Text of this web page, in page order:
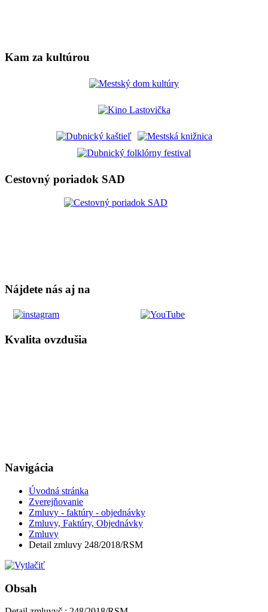
Kam za kultúrou
Cestovný poriadok SAD
Nájdete nás aj na
Kvalita ovzdušia
Navigácia
Úvodná stránka
Zverejňovanie
Zmluvy - faktúry - objednávky
Zmluvy, Faktúry, Objednávky
Zmluvy
Detail zmluvy 248/2018/RSM
Obsah